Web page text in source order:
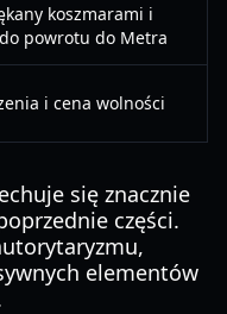
koszmarami i
powrotu do Metra
i cena wolności
się znacznie
części.
elementów